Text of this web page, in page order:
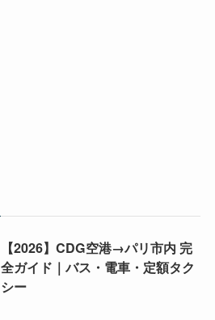
【2026】CDG空港→パリ市内 完
全ガイド｜バス・電車・定額タク
シー